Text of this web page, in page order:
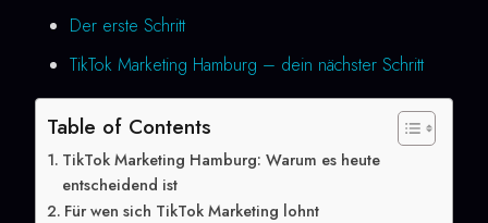
Der erste Schritt
TikTok Marketing Hamburg – dein nächster Schritt
Table of Contents
TikTok Marketing Hamburg: Warum es heute
entscheidend ist
Für wen sich TikTok Marketing lohnt